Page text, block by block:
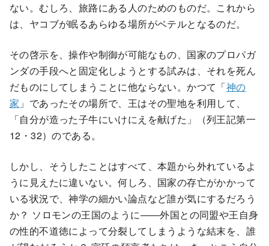
ない。むしろ、旅路にある人のためのものだ。これから
は、ヤコブが眠るあらゆる場所がベテルとなるのだ。
その啓示を、操作や制御が可能なもの、国家のプロパガ
ンダの手段へと固定化しようとする試みは、それを死ん
だものにしてしまうことに他ならない。かつて「神の
家 」であったその場所で、王はその聖地を利用して、
「自分が造った子牛にいけにえを献げた」（列王記第一
12・32）のである。
しかし、そうしたことはすべて、本題から外れているよ
うに見えたに違いない。何しろ、国家の存亡がかかって
いる状況で、神学の細かい論点など誰が気にするだろう
か？ ソロモンの王国のように――外国との同盟や王自身
の性的不道徳によって分裂してしまうような結末を、誰